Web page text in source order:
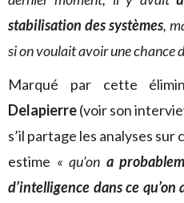
stabilisation des systèmes,
si on voulait avoir une chance
Marqué par cette
Delapierre(voir son
s’il partage les analyses
estime « qu’on a
d’intelligence dans ce